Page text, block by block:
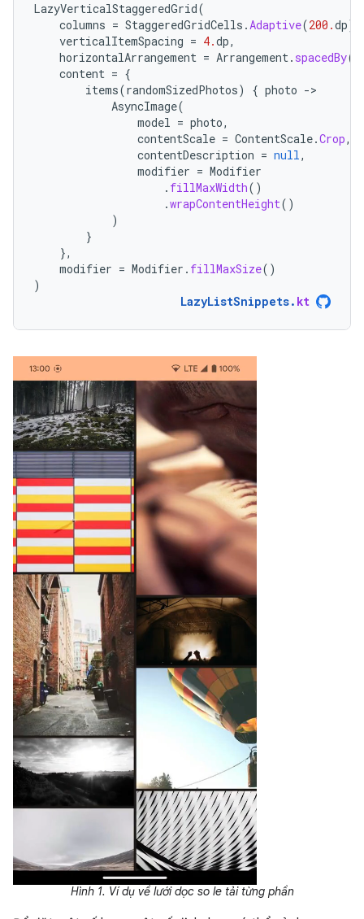
LazyVerticalStaggeredGrid(
columns = StaggeredGridCells .Adaptive(200.dp),
verticalItemSpacing = 4.dp,
horizontalArrangement = Arrangement. spacedBy(
content = {
items(randomSizedPhotos) { photo -
AsyncImage(
model = photo,
contentScale = ContentScale.Crop,
contentDescription = null,
modifier = Modifier
. fillMaxWidth()
.wrapContentHeight()
)
}
},
modifier = Modifier . fillMaxSize()
)
LazyListSnippets. kt
Hình 1. Ví dụ về lưới dọc so le tải từng phần